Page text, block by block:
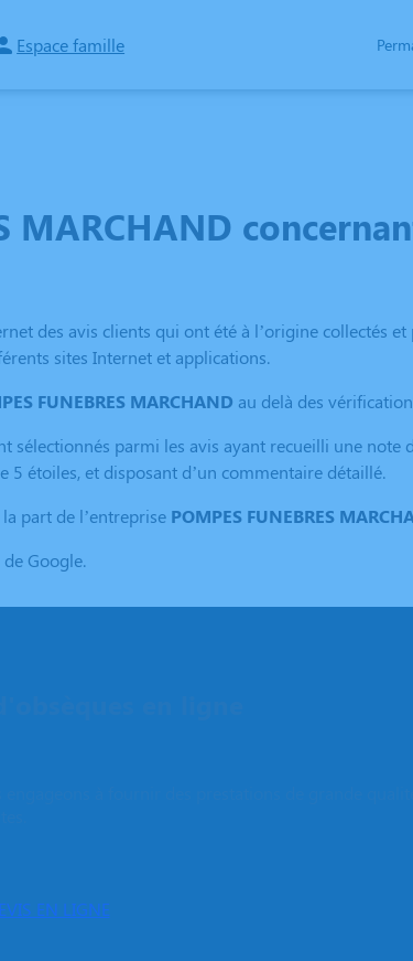
Espace famille
MARCHAND
des avis clients qui ont été à l’origine collectés
sites Internet et applications.
FUNEBRES MARCHAND au delà des
sélectionnés parmi les avis ayant recueilli une note
étoiles, et disposant d’un commentaire détaillé.
part de l’entreprise POMPES FUNEBRES
Google.
EN LIGNE